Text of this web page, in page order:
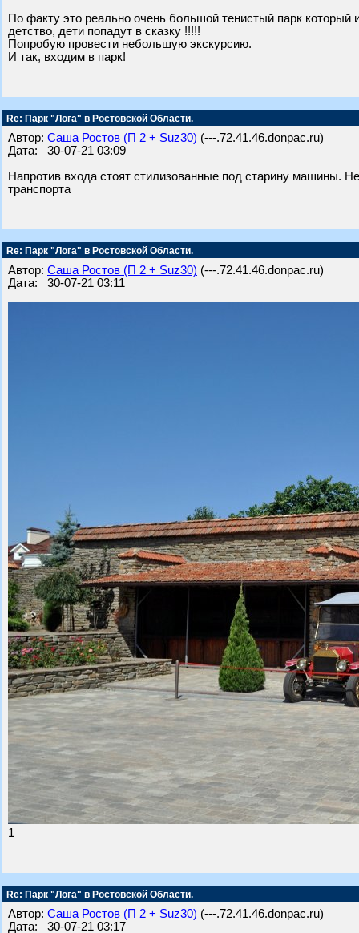
По факту это реально очень большой тенистый парк который
детство, дети попадут в сказку !!!!!
Попробую провести небольшую экскурсию.
И так, входим в парк!
Re: Парк "Лога" в Ростовской Области.
Автор: Саша Ростов (П 2 + Suz30) (---.72.41.46.donpac.ru)
Дата: 30-07-21 03:09
Напротив входа стоят стилизованные под старину машины.
транспорта
Re: Парк "Лога" в Ростовской Области.
Автор: Саша Ростов (П 2 + Suz30) (---.72.41.46.donpac.ru)
Дата: 30-07-21 03:11
1
Re: Парк "Лога" в Ростовской Области.
Автор: Саша Ростов (П 2 + Suz30) (---.72.41.46.donpac.ru)
Дата: 30-07-21 03:17